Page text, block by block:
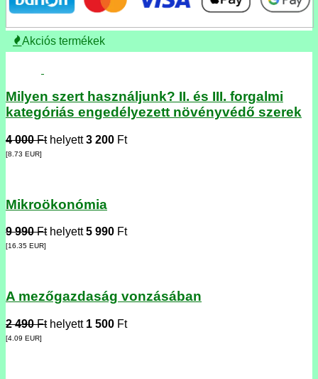
Akciós termékek
Milyen szert használjunk? II. és III. forgalmi
kategóriás engedélyezett növényvédő szerek
4 000 Fthelyett3 200 Ft
[8.73 EUR]
Mikroökonómia
9 990 Fthelyett5 990 Ft
[16.35 EUR]
A mezőgazdaság vonzásában
2 490 Fthelyett 1 500 Ft
[4.09 EUR]